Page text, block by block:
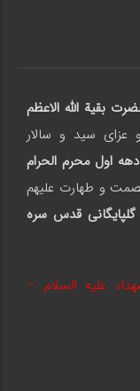
بقیة الله الاعظم
عزای سید و سالار
دهه اول محرم الحرام
و طهارت علیهم
گلپایگانی قدس سره
علیه السلام –